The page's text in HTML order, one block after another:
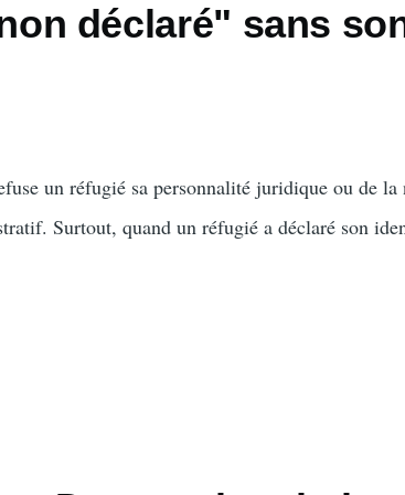
déclaré" sans
un réfugié sa personnalité juridique ou de la
Surtout, quand un réfugié a déclaré son